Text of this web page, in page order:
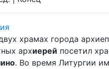
храмах города
архиерей посетил
. Во время Литургии